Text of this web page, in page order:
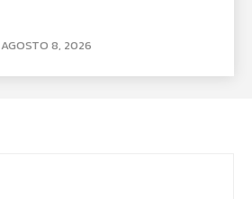
AGOSTO 8, 2026